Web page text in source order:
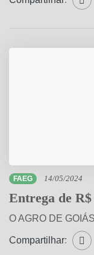
FAEG 14/05/2024
Entrega de
O AGRO DE
Compartilhar: